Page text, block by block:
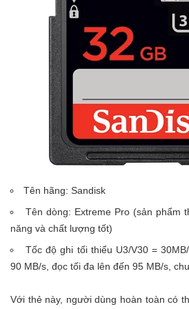
Tên hãng: Sandisk
Tên dòng: Extreme Pro (sản phẩm
năng và chất lượng tốt)
Tốc độ ghi tối thiểu U3/V30 =
90 MB/s, đọc tối đa lên đến 95 MB/s,
Với thẻ này, người dùng hoàn toàn có